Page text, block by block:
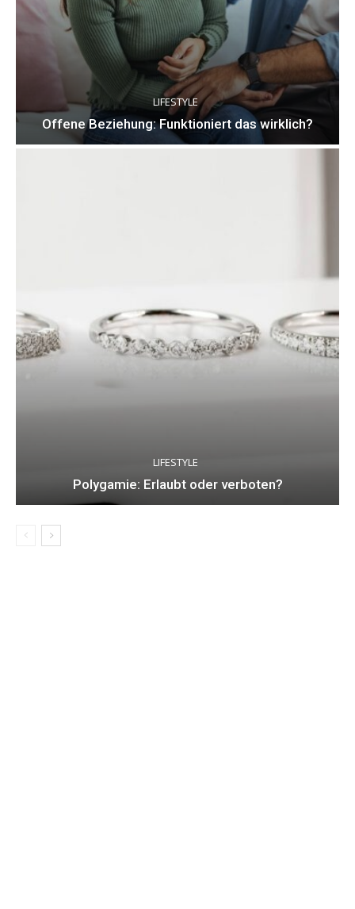
LIFESTYLE
Offene Beziehung: Funktioniert das wirklich?
LIFESTYLE
Polygamie: Erlaubt oder verboten?